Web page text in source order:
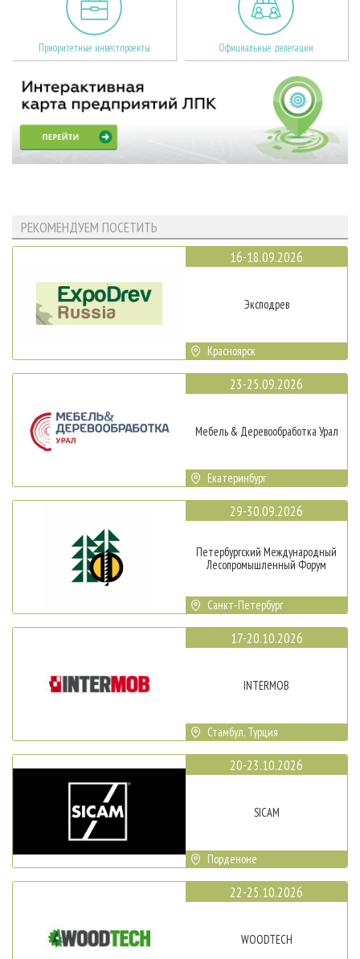
Приоритетные инвестпроекты Официальные делегации
РЕКОМЕНДУЕМ ПОСЕТИТЬ
16-18.09.2026
Эксподрев
Красноярск
23-25.09.2026
Мебель & Деревообработка Урал
Екатеринбург
29-30.09.2026
Петербургский Международный
Лесопромышленный Форум
Санкт-Петербург
17-20.10.2026
INTERMOB
Стамбул, Турция
20-23.10.2026
SICAM
Порденоне
22-25.10.2026
WOODTECH